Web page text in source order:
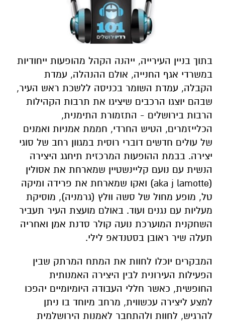
בתוך בניין העירייה, ייהנה הקהל מהופעות ייחודיות
במשרדי אגף החנייה, אולם ההנהלה, עמדת
הקבלה, עמדת השומר בכניסה ללשכת ראש העיר,
שבהם יוצגו הרכבים שיציגו את תרבות הקהילות
הרבות בירושלים - התזמורת התימנית,
הכלייזמרים, הטיש החרדי, חממת אמניות ואמנים
של עולים חדשים דוברי רוסית במגוון רחב של סוגי
יצירה. בבמת ההופעות המרכזית תיחגג היצירה
הנשית עם נועם קליינשטיין שמארחת את אסולין
(aka j lamotte) ואקו שמארחת את פרידה ומיקה
טל, מופע מחול של סשה וולץ (גרמניה), מוסיקת
מעליות עם נגנים ועוד. באולם מועצת העיר תעביר
השחקנית המוערכת נועה קולר סדנת אמן ואחריה
תעלה שיר ראובן בסטנדאפ לילי.
המבקרים יוכלו לחוות את המתח המרתק שבין
הפעילות העירונית לבין היצירה האמנותית
החופשית, כאשר חללי העבודה היומיומיים יהפכו
למצע ליצירה עכשווית, מרחב מיוחד בו ניתן
להרגיש, לחוות ולהתחבר לאמנות הירושלמית